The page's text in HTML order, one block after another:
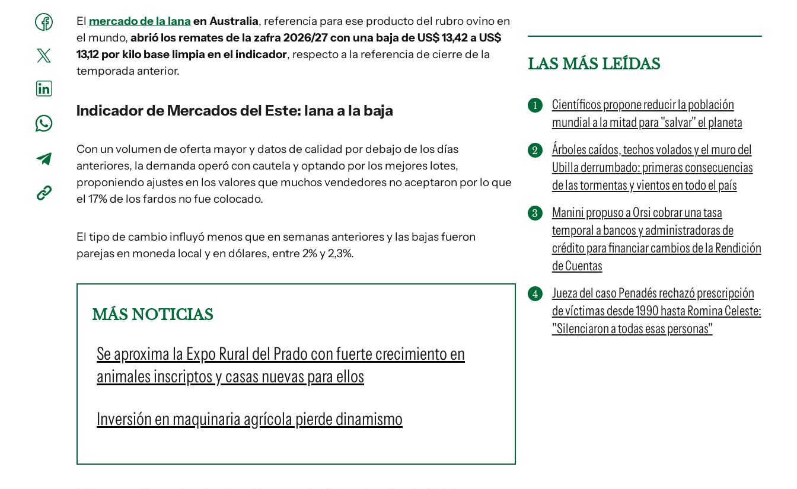
El mercado de la lana en Australia, referencia para ese producto del rubro ovino en
el mundo, abrió los remates de la zafra 2026/27 con una baja de US$ 13,42 a US$
13,12 por kilo base limpia en el indicador, respecto a la referencia de cierre de la
temporada anterior.
Indicador de Mercados del Este: lana a la baja
Con un volumen de oferta mayor y datos de calidad por debajo de los días
anteriores, la demanda operó con cautela y optando por los mejores lotes,
proponiendo ajustes en los valores que muchos vendedores no aceptaron por lo que
el 17% de los fardos no fue colocado.
El tipo de cambio influyó menos que en semanas anteriores y las bajas fueron
parejas en moneda local y en dólares, entre 2% y 2,3%.
MÁS NOTICIAS
Se aproxima la Expo Rural del Prado con fuerte crecimiento en
animales inscriptos y casas nuevas para ellos
Inversión en maquinaria agrícola pierde dinamismo
LAS MÁS LEÍDAS
Científicos propone reducir la población
mundial a la mitad para "salvar" el planeta
Árboles caídos, techos volados y el muro del
Ubilla derrumbado: primeras consecuencias
de las tormentas y vientos en todo el país
Manini propuso a Orsi cobrar una tasa
temporal a bancos y administradoras de
crédito para financiar cambios de la Rendición
de Cuentas
Jueza del caso Penadés rechazó prescripción
de víctimas desde 1990 hasta Romina Celeste:
"Silenciaron a todas esas personas"